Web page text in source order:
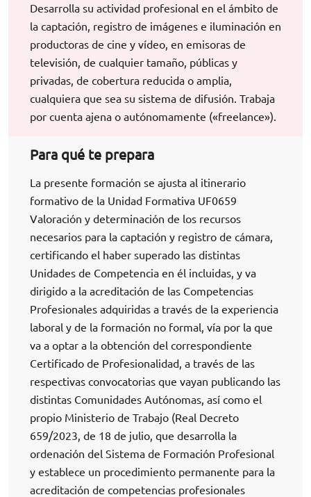
Desarrolla su actividad profesional en el ámbito de
la captación, registro de imágenes e iluminación en
productoras de cine y vídeo, en emisoras de
televisión, de cualquier tamaño, públicas y
privadas, de cobertura reducida o amplia,
cualquiera que sea su sistema de difusión. Trabaja
por cuenta ajena o autónomamente («freelance»).
Para qué te prepara
La presente formación se ajusta al itinerario
formativo de la Unidad Formativa UF0659
Valoración y determinación de los recursos
necesarios para la captación y registro de cámara,
certificando el haber superado las distintas
Unidades de Competencia en él incluidas, y va
dirigido a la acreditación de las Competencias
Profesionales adquiridas a través de la experiencia
laboral y de la formación no formal, vía por la que
va a optar a la obtención del correspondiente
Certificado de Profesionalidad, a través de las
respectivas convocatorias que vayan publicando las
distintas Comunidades Autónomas, así como el
propio Ministerio de Trabajo (Real Decreto
659/2023, de 18 de julio, que desarrolla la
ordenación del Sistema de Formación Profesional
y establece un procedimiento permanente para la
acreditación de competencias profesionales